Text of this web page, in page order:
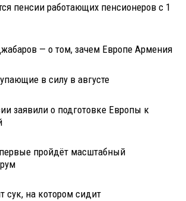
пенсии работающих пенсионеров с 1
— о том, зачем Европе Армения
в силу в августе
заявили о подготовке Европы к
пройдёт масштабный
сук, на котором сидит